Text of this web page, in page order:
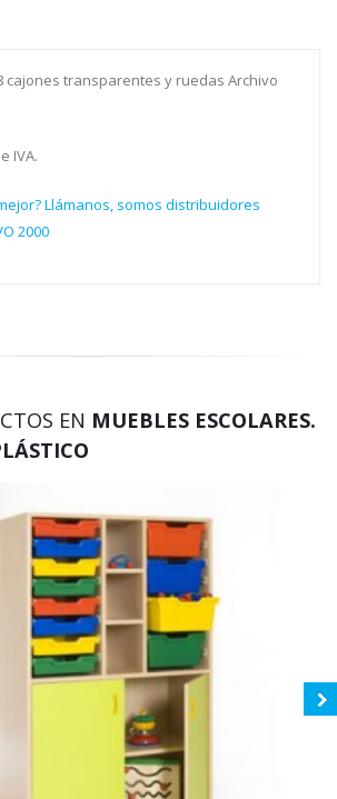
cajones transparentes y ruedas Archivo
IVA.
Llámanos, somos distribuidores
2000
EN MUEBLES ESCOLARES.